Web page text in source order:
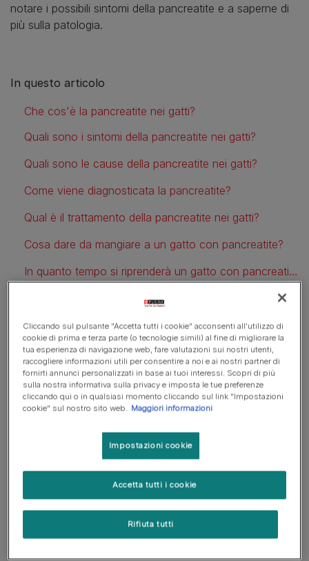
notare i possibili sintomi della pancreatite e a saperne di
più sulla patologia.
In questo articolo
Che cos'è la pancreatite nei gatti?
Quali sono i sintomi della pancreatite nei gatti?
Quali sono le cause della pancreatite nei gatti?
Come viene diagnosticata la pancreatite?
Qual è il trattamento della pancreatite nei gatti?
Cosa dare da mangiare a un gatto con pancreatite?
In quanto tempo si riprenderà un gatto con pancreatite?
Che cos'è la pancreatite nei
gatti?
Il pancreas produce enzimi digestivi che aiutano a
scomporre gli alimenti. In un pancreas sano, questi enzimi
In un gatto con pancreatite, gli enzimi si attivano
quando sono ancora nel pancreas, portando
all'autodigestione e all'infiammazione dell'organo.
Quali sono i sintomi della
pancreatite nei gatti?
Cliccando sul pulsante "Accetta tutti i cookie" acconsenti all'utilizzo di
cookie di prima e terza parte (o tecnologie simili) al fine di migliorare la
tua esperienza di navigazione web, fare valutazioni sui nostri utenti,
raccogliere informazioni utili per consentire a noi e ai nostri partner di
fornirti annunci personalizzati in base ai tuoi interessi. Scopri di più
sulla nostra informativa sulla privacy e imposta le tue preferenze
cliccando qui o in qualsiasi momento cliccando sul link "Impostazioni
cookie" sul nostro sito web. Maggiori informazioni
Impostazioni cookie
Rifiuta tutti
Accetta tutti i cookie